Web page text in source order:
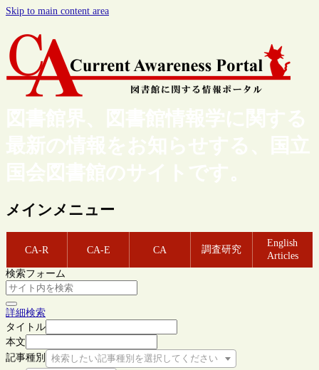
Skip to main content area
図書館界、図書館情報学に関する
最新の情報をお知らせする、国立
国会図書館のサイトです。
メインメニュー
CA-R CA-E CA 調査研究
English
Articles
検索フォーム
詳細検索
タイトル
本文
記事種別
検索したい記事種別を選択してください